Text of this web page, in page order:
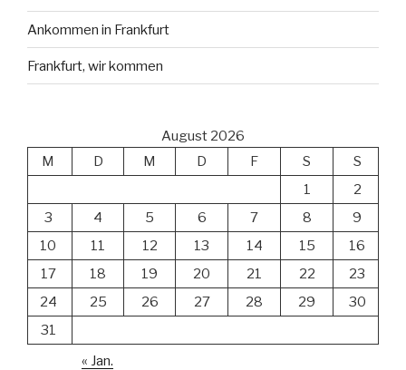
Ankommen in Frankfurt
Frankfurt, wir kommen
August 2026
M
D M D F S
S
1
2
3
4 5 6 7 8
9
10
11 12 13 14 15
16
17
18 19 20 21 22
23
24
25 26 27 28 29
30
31
« Jan.